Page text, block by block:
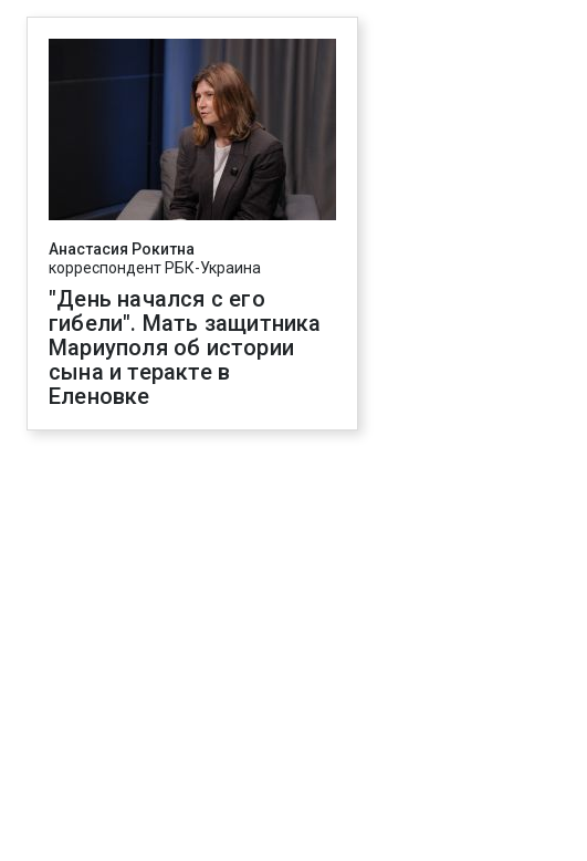
Анастасия Рокитна
корреспондент РБК-Украина
"День начался с его
гибели". Мать защитника
Мариуполя об истории
сына и теракте в
Еленовке